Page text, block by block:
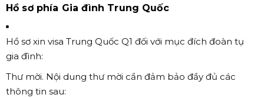
Hồ sơ phía Gia đình Trung Quốc
Hồ sơ xin visa Trung Quốc Q1 đối với mục đích đoàn tụ
gia đình:
Thư mời. Nội dung thư mời cần đảm bảo đầy đủ các
thông tin sau: